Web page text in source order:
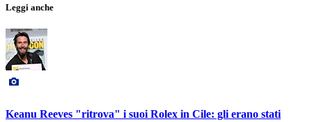
Leggi anche
Keanu Reeves "ritrova" i suoi Rolex in Cile: gli erano stati